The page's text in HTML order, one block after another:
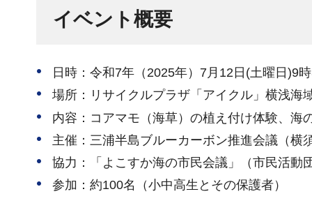
イベント概要
日時：令和7年（2025年）7月12日(土曜日)9
場所：リサイクルプラザ「アイクル」横浅海
内容：コアマモ（海草）の植え付け体験、海
主催：三浦半島ブルーカーボン推進会議（横
協力：「よこすか海の市民会議」（市民活動
参加：約100名（小中高生とその保護者）